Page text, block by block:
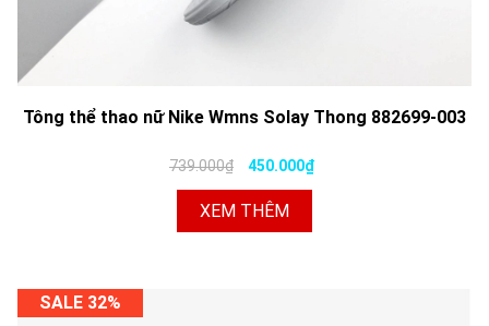
Tông thể thao nữ Nike Wmns Solay Thong 882699-003
739.000₫ 450.000₫
XEM THÊM
SALE 32%